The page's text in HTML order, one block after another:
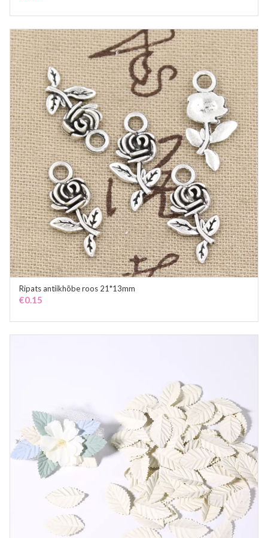
ADD TO CART
Ripats antiikhõbe roos 21*13mm
€0.15